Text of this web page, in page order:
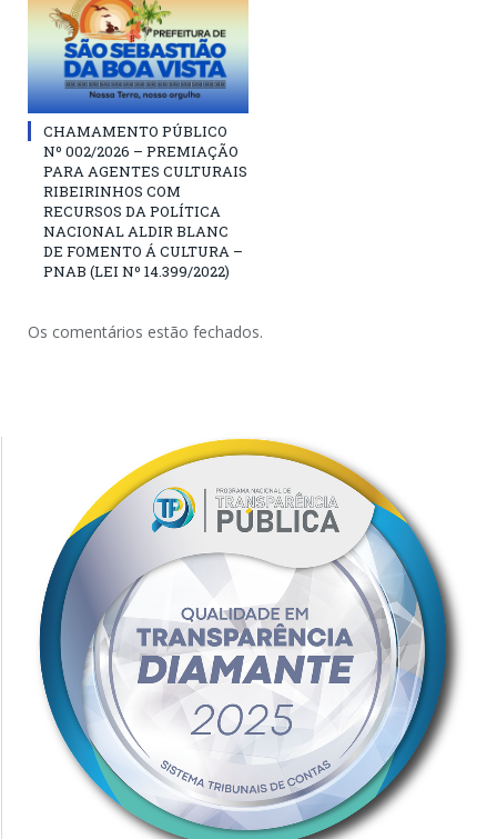
CHAMAMENTO PÚBLICO
Nº 002/2026 – PREMIAÇÃO
PARA AGENTES CULTURAIS
RIBEIRINHOS COM
RECURSOS DA POLÍTICA
NACIONAL ALDIR BLANC
DE FOMENTO Á CULTURA –
PNAB (LEI Nº 14.399/2022)
Os comentários estão fechados.